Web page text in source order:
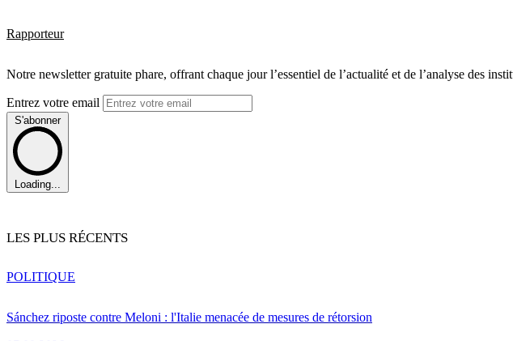
Rapporteur
Notre newsletter gratuite phare, offrant chaque jour l’essentiel de l’actualité et de l’analyse des
Entrez votre email
S'abonner
Loading...
LES PLUS RÉCENTS
Sánchez riposte contre Meloni : l'Italie menacée de mesures de rétorsion
POLITIQUE